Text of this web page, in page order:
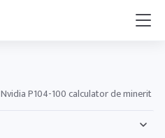
Nvidia P104-100 calculator de minerit